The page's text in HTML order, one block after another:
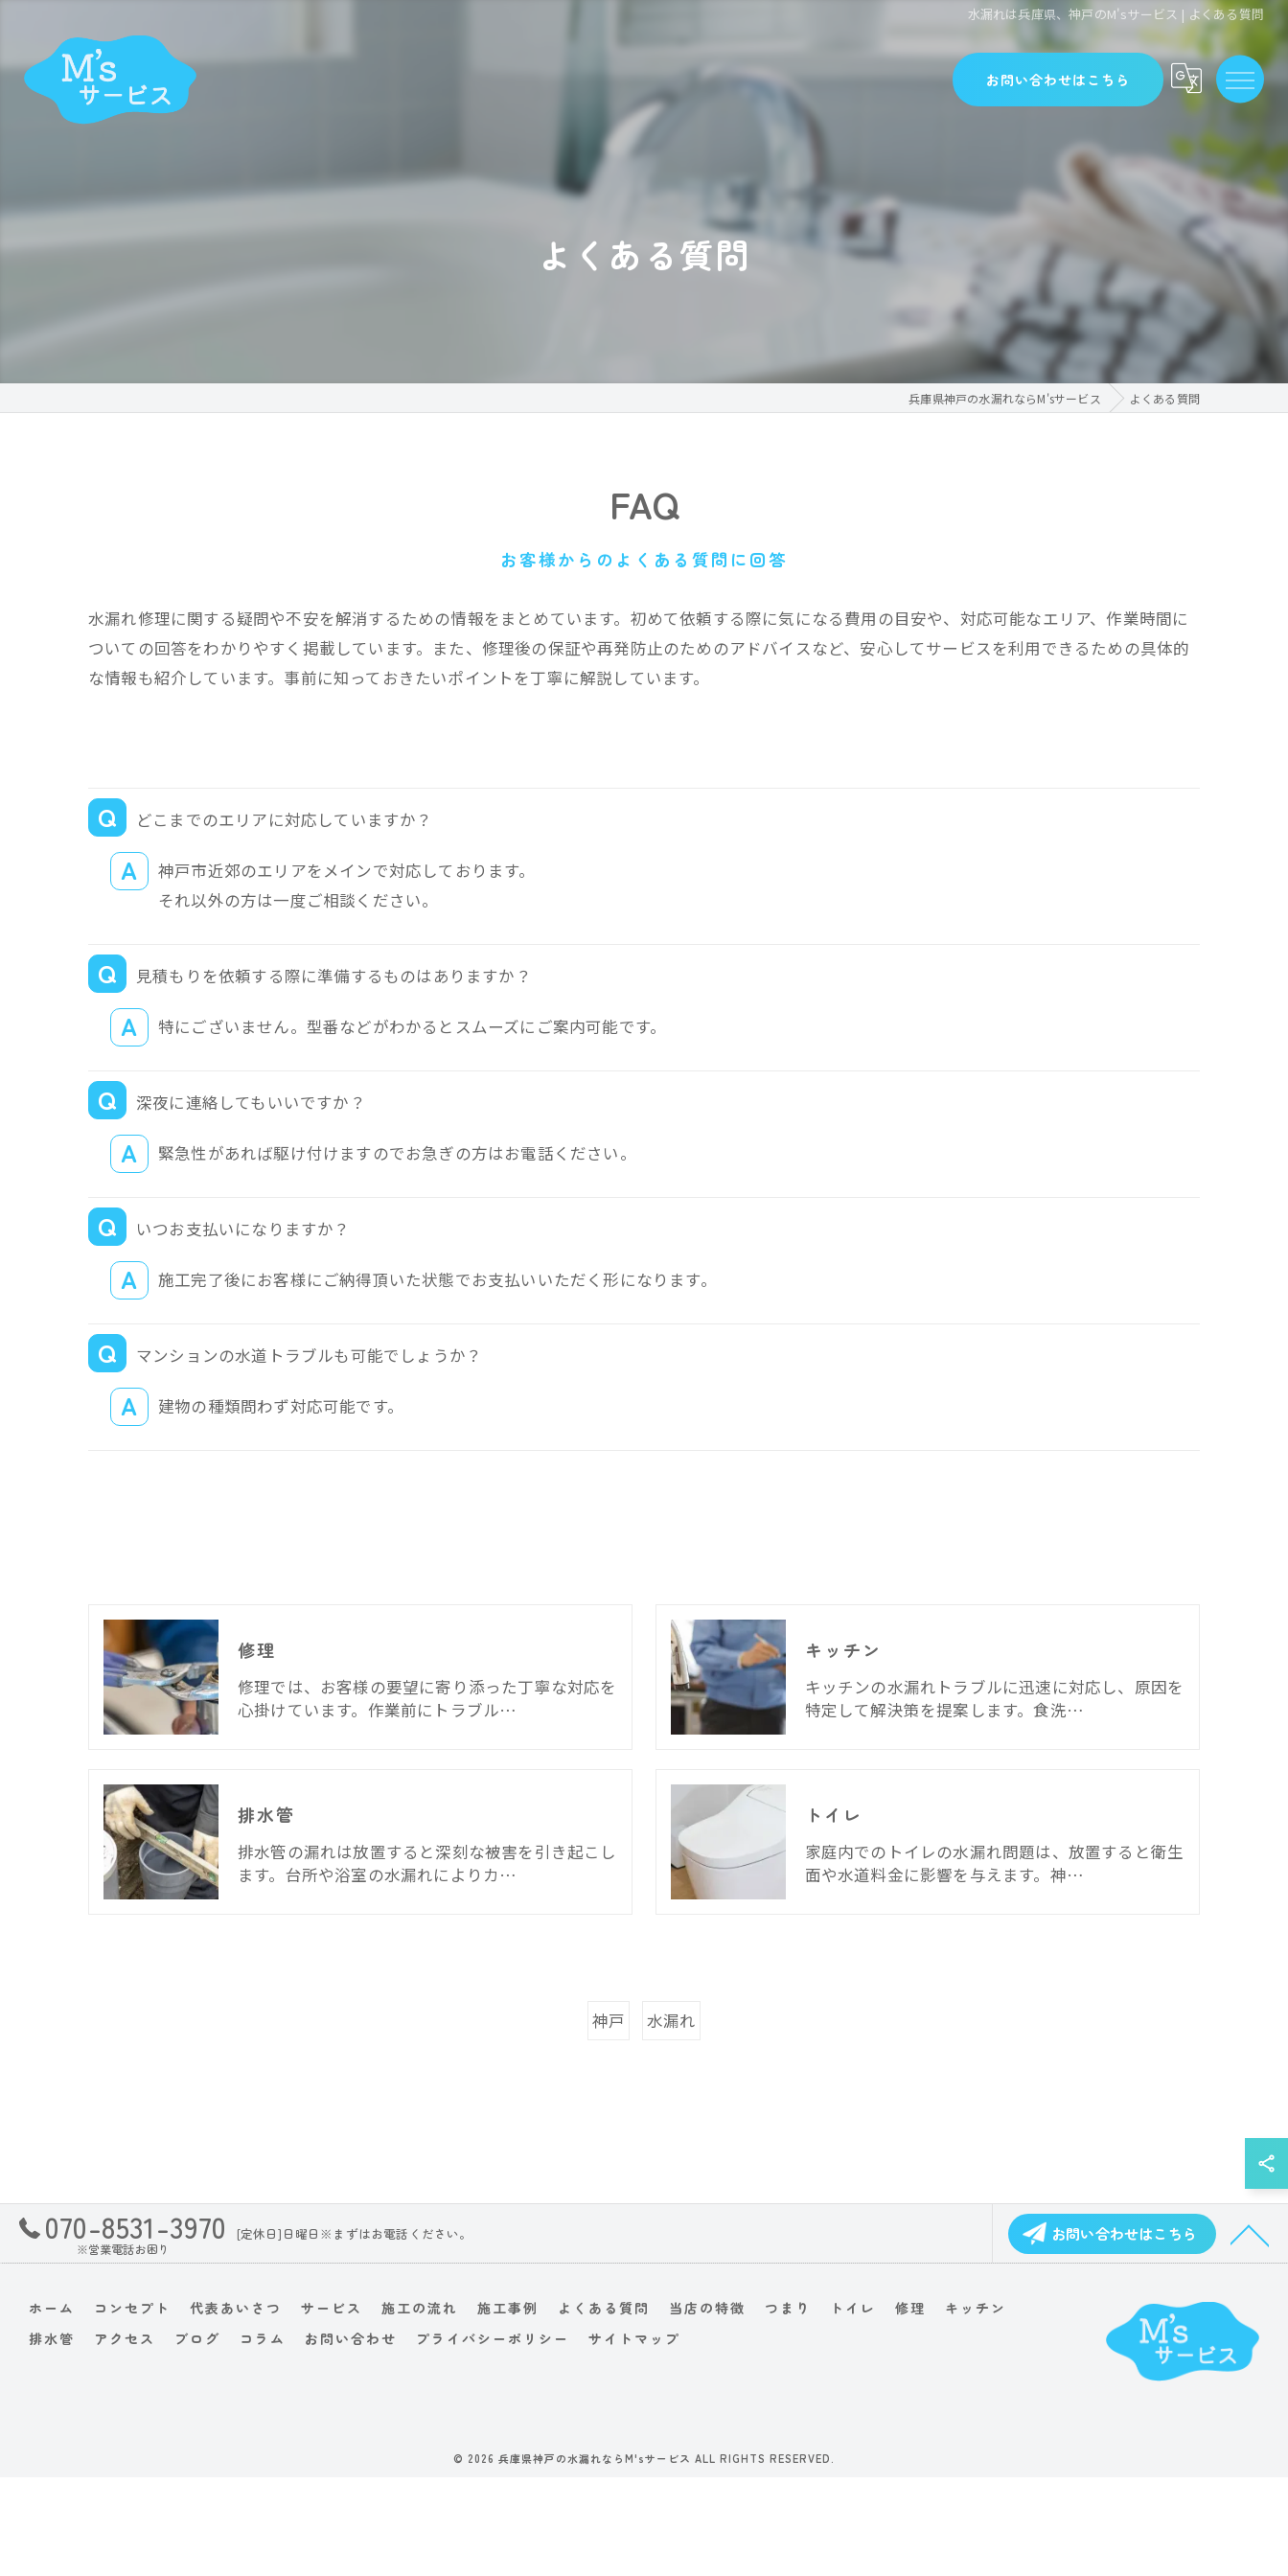
水漏れは兵庫県、神戸のM'sサービス | よくある質問
お問い合わせはこちら
よくある質問
兵庫県神戸の水漏れならM'sサービス よくある質問
お客様からのよくある質問に回答
FAQ
水漏れ修理に関する疑問や不安を解消するための情報をまとめています。初めて依頼する際に気になる費用の目安や、対応可能なエリア、作業時間に
ついての回答をわかりやすく掲載しています。また、修理後の保証や再発防止のためのアドバイスなど、安心してサービスを利用できるための具体的
な情報も紹介しています。事前に知っておきたいポイントを丁寧に解説しています。
どこまでのエリアに対応していますか？
神戸市近郊のエリアをメインで対応しております。
それ以外の方は一度ご相談ください。
見積もりを依頼する際に準備するものはありますか？
特にございません。型番などがわかるとスムーズにご案内可能です。
深夜に連絡してもいいですか？
緊急性があれば駆け付けますのでお急ぎの方はお電話ください。
いつお支払いになりますか？
施工完了後にお客様にご納得頂いた状態でお支払いいただく形になります。
マンションの水道トラブルも可能でしょうか？
建物の種類問わず対応可能です。
修理
修理では、お客様の要望に寄り添った丁寧な対応を
心掛けています。作業前にトラブル…
キッチン
キッチンの水漏れトラブルに迅速に対応し、原因を
特定して解決策を提案します。食洗…
排水管
排水管の漏れは放置すると深刻な被害を引き起こし
ます。台所や浴室の水漏れによりカ…
トイレ
家庭内でのトイレの水漏れ問題は、放置すると衛生
面や水道料金に影響を与えます。神…
神戸 水漏れ
070-8531-3970
※営業電話お困り
[定休日]日曜日※まずはお電話ください。 お問い合わせはこちら
ホーム コンセプト 代表あいさつ サービス 施工の流れ 施工事例 よくある質問 当店の特徴 つまり トイレ 修理
キッチン
排水管
アクセス ブログ コラム お問い合わせ プライバシーポリシー サイトマップ
© 2026 兵庫県神戸の水漏れならM'sサービス ALL RIGHTS RESERVED.